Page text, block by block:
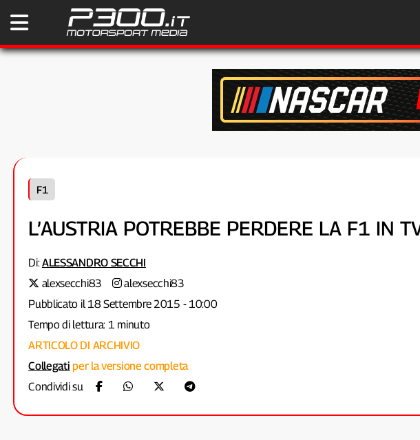
F1
L’AUSTRIA POTREBBE PERDERE LA F1 IN
Di:ALESSANDRO SECCHI
alexsecchi83
alexsecchi83
Pubblicato il 18 Settembre 2015 - 10:00
Tempo di lettura: 1 minuto
ARTICOLO DI ARCHIVIO
Collegati per la versione completa
Condividi su